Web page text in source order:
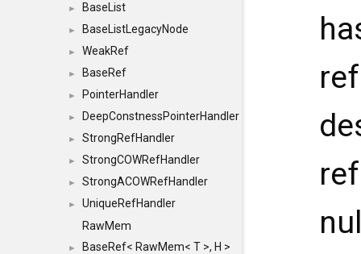
► BaseList
► BaseListLegacyNode
► WeakRef
► BaseRef
► PointerHandler
► DeepConstnessPointerHandler
► StrongRefHandler
► StrongCOWRefHandler
► StrongACOWRefHandler
►
UniqueRefHandler
RawMem
► BaseRef< RawMem< T >, H >